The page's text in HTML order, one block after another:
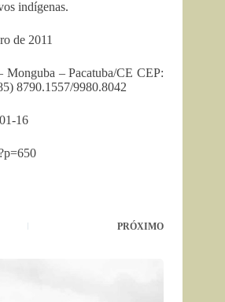
indígenas.
de 2011
Monguba – Pacatuba/CE CEP:
8790.1557/9980.8042
16
PRÓXIMO